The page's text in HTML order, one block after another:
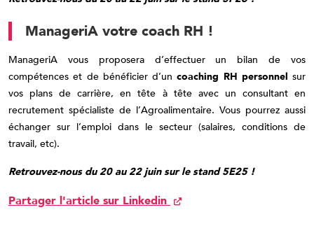
ManageriA votre coach RH !
ManageriA vous proposera d’effectuer un bilan de vos
compétences et de bénéficier d’uncoaching RH personnel sur
vos plans de carrière, en tête à tête avec un consultant en
recrutement spécialiste de l’Agroalimentaire. Vous pourrez aussi
échanger sur l’emploi dans le secteur (salaires, conditions de
travail, etc).
Retrouvez-nous du 20 au 22 juin sur le stand 5E25 !
Partager l'article sur Linkedin